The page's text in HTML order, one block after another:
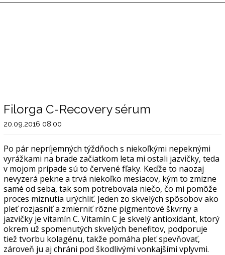
Filorga C-Recovery sérum
20.09.2016 08:00
Po pár nepríjemných týždňoch s niekoľkými nepeknými
vyrážkami na brade začiatkom leta mi ostali jazvičky, teda
v mojom prípade sú to červené fľaky. Keďže to naozaj
nevyzerá pekne a trvá niekoľko mesiacov, kým to zmizne
samé od seba, tak som potrebovala niečo, čo mi pomôže
proces miznutia urýchliť. Jeden zo skvelých spôsobov ako
pleť rozjasniť a zmierniť rôzne pigmentové škvrny a
jazvičky je vitamín C. Vitamín C je skvelý antioxidant, ktorý
okrem už spomenutých skvelých benefitov, podporuje
tiež tvorbu kolagénu, takže pomáha pleť spevňovať,
zároveň ju aj chráni pod škodlivými vonkajšími vplyvmi.